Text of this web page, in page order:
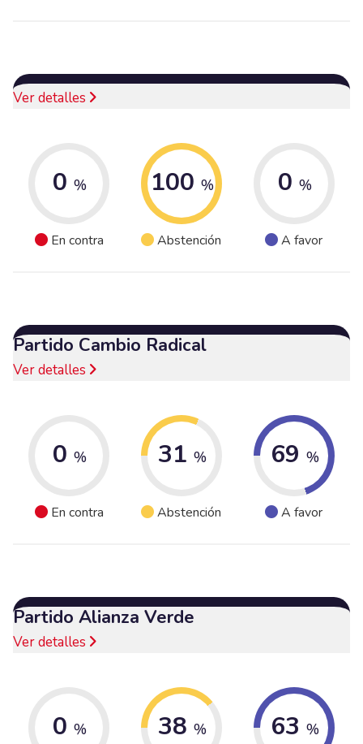
Ver detalles
0 %
En contra
100 %
Abstención
0 %
A favor
Partido Cambio Radical
Ver detalles
0 %
En contra
31 %
Abstención
69 %
A favor
Partido Alianza Verde
Ver detalles
0 % 38 % 63 %